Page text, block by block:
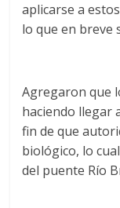
aplicarse a
lo que en breve
Agregaron que
haciendo llegar
fin de que
biológico, lo
del puente Río